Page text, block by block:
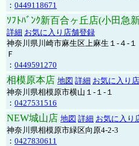
： 0449118671
ｿﾌﾄﾊﾞﾝｸ新百合ヶ丘店(小田急
詳細 お気に入り店舗登録
神奈川県川崎市麻生区上麻生１-４-
Ｆ
： 0449591270
相模原本店 地図 詳細 お気に入り
神奈川県相模原市横山１-１-１
： 0427531516
NEW城山店 地図 詳細 お気に入り
神奈川県相模原市緑区向原4-2-3
： 0427830611